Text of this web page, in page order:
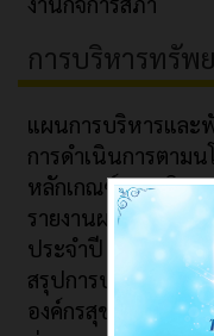
การบริหารทรัพ
แผนการบริหารแล
การดำเนินการตาม
หลักเกณฑ์การบริห
รายงานผลการบริห
ประจำปี
สรุปการประชุมมอบ
องค์กรสุขภาวะ